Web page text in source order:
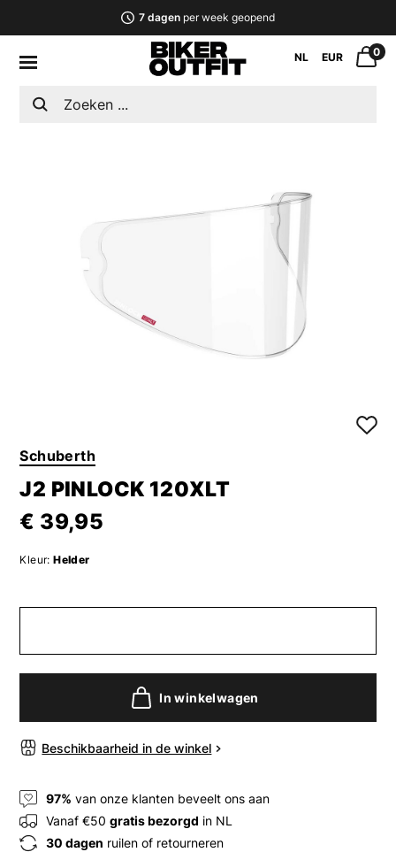
7 dagenper week geopend
NL EUR 0
Schuberth
J2 PINLOCK 120XLT
€ 39,95
Kleur: Helder
In winkelwagen
Beschikbaarheid in de winkel
97% van onze klanten beveelt ons aan
Vanaf €50gratis bezorgd in NL
30 dagen ruilen of retourneren